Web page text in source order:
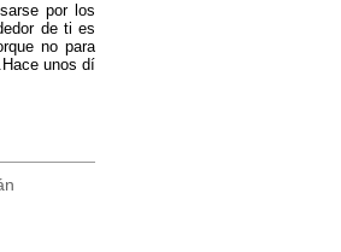
por los
de ti es
no para
unos dí